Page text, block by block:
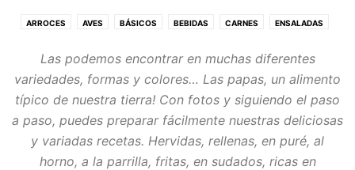
ARROCES AVES BÁSICOS BEBIDAS CARNES ENSALADAS
PASTAS Y PIZZAS PESCADOS Y MARISCOS POSTRES Y PANADERÍA
SALSAS Y DIPS SOPAS Y CREMAS VEGETALES
Las podemos encontrar en muchas diferentes
variedades, formas y colores… Las papas, un alimento
típico de nuestra tierra! Con fotos y siguiendo el paso
a paso, puedes preparar fácilmente nuestras deliciosas
y variadas recetas. Hervidas, rellenas, en puré, al
horno, a la parrilla, fritas, en sudados, ricas en